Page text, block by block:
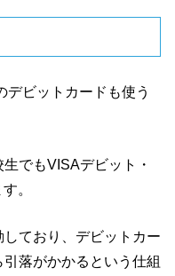
ビットカードも使う
でもVISAデビット・
。
ており、デビットカー
落がかかるという仕組